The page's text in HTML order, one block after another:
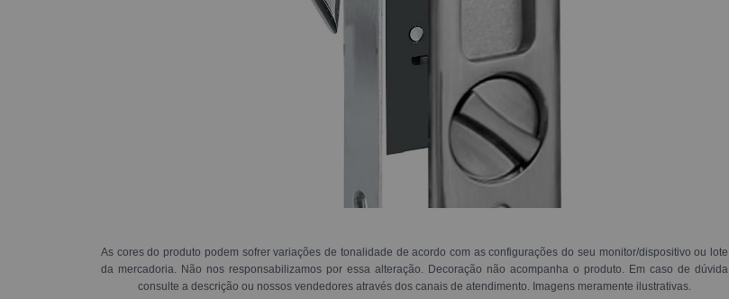
As cores do produto podem sofrer variações de tonalidade de acordo com as configurações do seu monitor/dispositivo ou lote
da mercadoria. Não nos responsabilizamos por essa alteração. Decoração não acompanha o produto. Em caso de dúvida
consulte a descrição ou nossos vendedores através dos canais de atendimento. Imagens meramente ilustrativas.